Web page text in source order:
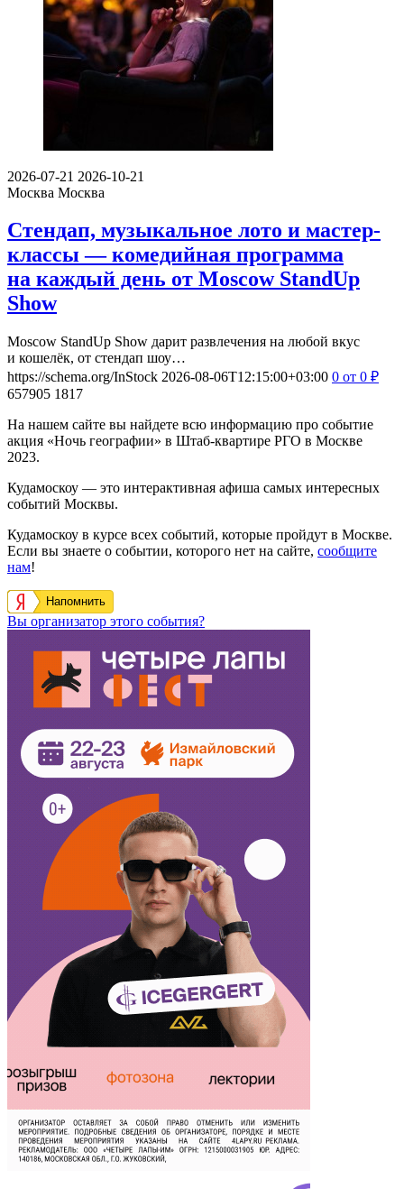
2026-07-21 2026-10-21
Москва Москва
Стендап, музыкальное лото и мастер-
классы — комедийная программа
на каждый день от Moscow StandUp
Show
Moscow StandUp Show дарит развлечения на любой вкус
и кошелёк, от стендап шоу…
https://schema.org/InStock 2026-08-06T12:15:00+03:00 0 от 0 ₽
657905 1817
На нашем сайте вы найдете всю информацию про событие
акция «Ночь географии» в Штаб-квартире РГО в Москве
2023.
Кудамоскоу — это интерактивная афиша самых интересных
событий Москвы.
Кудамоскоу в курсе всех событий, которые пройдут в Москве.
Если вы знаете о событии, которого нет на сайте, сообщите
нам!
Напомнить
Вы организатор этого события?